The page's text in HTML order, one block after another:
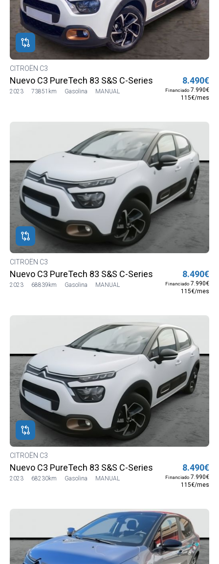
CITROËN C3
Nuevo C3 PureTech 83 S&S C-Series
2023 73851km Gasolina MANUAL
8.490€
Financiado 7.990€
115€/mes
CITROËN C3
Nuevo C3 PureTech 83 S&S C-Series
2023 68839km Gasolina MANUAL
8.490€
Financiado 7.990€
115€/mes
CITROËN C3
Nuevo C3 PureTech 83 S&S C-Series
2023 68230km Gasolina MANUAL
8.490€
Financiado 7.990€
115€/mes